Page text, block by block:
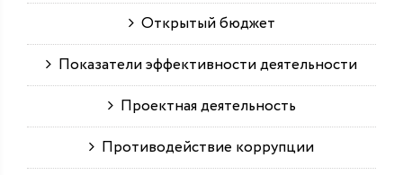
Открытый бюджет
Показатели эффективности деятельности
Проектная деятельность
Противодействие коррупции